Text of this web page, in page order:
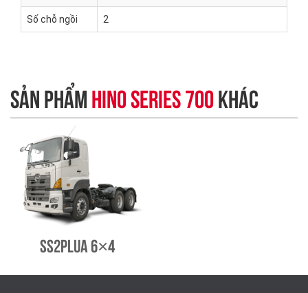
Số chỗ ngồi 2
SẢN PHẨMHINO SERIES 700KHÁC
SS2PLUA 6×4